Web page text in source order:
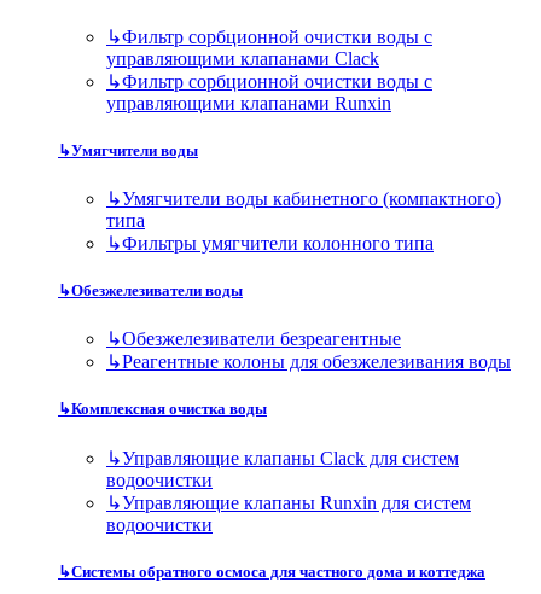
↳Фильтр сорбционной очистки воды с
управляющими клапанами Clack
↳Фильтр сорбционной очистки воды с
управляющими клапанами Runxin
↳Умягчители воды
↳Умягчители воды кабинетного (компактного)
типа
↳Фильтры умягчители колонного типа
↳Обезжелезиватели воды
↳Обезжелезиватели безреагентные
↳Реагентные колоны для обезжелезивания воды
↳Комплексная очистка воды
↳Управляющие клапаны Clack для систем
водоочистки
↳Управляющие клапаны Runxin для систем
водоочистки
↳Системы обратного осмоса для частного дома и коттеджа